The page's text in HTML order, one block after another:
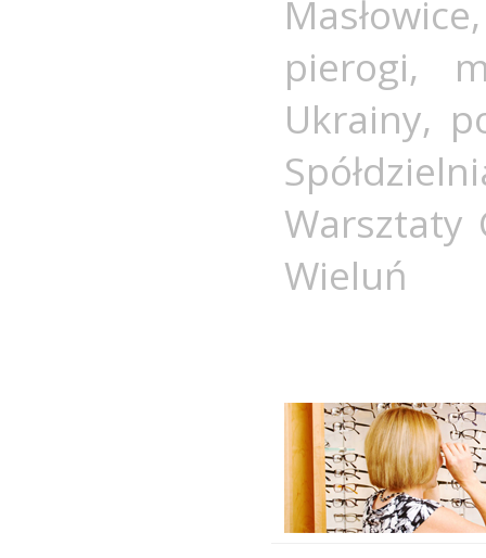
Masłowice
pierogi,
Ukrainy,
Warsztaty
Wieluń